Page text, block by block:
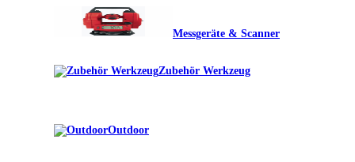
Messgeräte & Scanner
Zubehör Werkzeug
Outdoor